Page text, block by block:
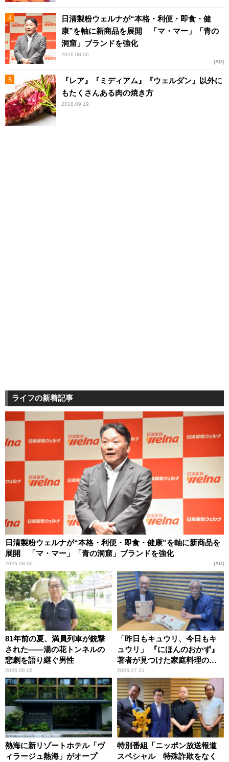
日清製粉ウェルナが“本格・利便・即食・健
康”を軸に新商品を展開 「マ・マー」「青の
洞窟」ブランドを強化
2026.08.06
AD
『レア』『ミディアム』『ウェルダン』以外に
もたくさんある肉の焼き方
2018.09.19
ライフの新着記事
日清製粉ウェルナが“本格・利便・即食・健康”を軸に新商品を
展開 「マ・マー」「青の洞窟」ブランドを強化
2026.08.06 AD
81年前の夏、満員列車が銃撃
された――湯の花トンネルの
悲劇を語り継ぐ男性
2026.08.06
「昨日もキュウリ、今日もキ
ュウリ」 『にほんのおかず』
著者が見つけた家庭料理の知
恵
2026.07.31
熱海に新リゾートホテル「ヴ
ィラージュ熱海」がオープ
特別番組「ニッポン放送報道
スペシャル 特殊詐欺をなく